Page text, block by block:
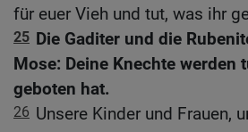
für euer Vieh und tut, was ihr
25 Die Gaditer und die
Mose: Deine Knechte werden
geboten hat.
26 Unsere Kinder und Frauen,